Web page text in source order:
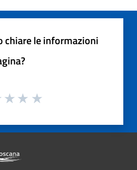
chiare le informazioni